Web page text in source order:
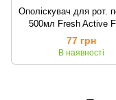
Ополіскувач для рот.
500мл Fresh Active
Guard
77 грн
В наявності